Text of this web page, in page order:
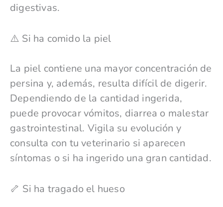
digestivas.
⚠️ Si ha comido la piel
La piel contiene una mayor concentración de
persina y, además, resulta difícil de digerir.
Dependiendo de la cantidad ingerida,
puede provocar vómitos, diarrea o malestar
gastrointestinal. Vigila su evolución y
consulta con tu veterinario si aparecen
síntomas o si ha ingerido una gran cantidad.
🦴 Si ha tragado el hueso